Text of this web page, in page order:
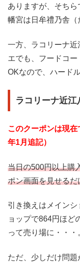
ありますが、そち
幡宮は日牟禮乃舎（
一方、ラコリーナ近
エでも、フードコ
OKなので、ハード
ラコリーナ近
このクーポンは現
年1月追記）
当日の500円以上購
ポン画面を見せるだ
引き換えはメイン
ョップで864円ほど
って売り場に・・・
ただ、少しだけ問題